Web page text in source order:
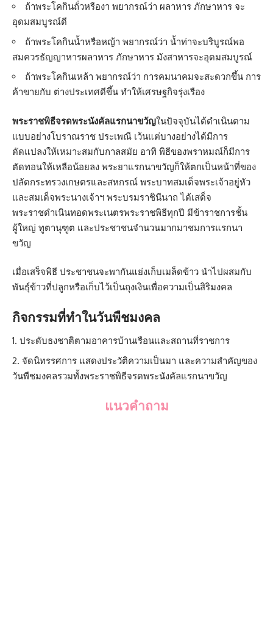
ถ้าพระโคกินถั่วหรืองา พยากรณ์ว่า ผลาหาร ภักษาหาร จะ
อุดมสมบูรณ์ดี
ถ้าพระโคกินน้ำหรือหญ้า พยากรณ์ว่า น้ำท่าจะบริบูรณ์พอ
สมควรธัญญาหารผลาหาร ภักษาหาร มังสาหารจะอุดมสมบูรณ์
ถ้าพระโคกินเหล้า พยากรณ์ว่า การคมนาคมจะสะดวกขึ้น การ
ค้าขายกับ ต่างประเทศดีขึ้น ทำให้เศรษฐกิจรุ่งเรือง
พระราชพิธีจรดพระนังคัลแรกนาขวัญในปัจจุบันได้ดำเนินตาม
แบบอย่างโบราณราช ประเพณี เว้นแต่บางอย่างได้มีการ
ดัดแปลงให้เหมาะสมกับกาลสมัย อาทิ พิธีของพราหมณ์ก็มีการ
ตัดทอนให้เหลือน้อยลง พระยาแรกนาขวัญก็ให้ตกเป็นหน้าที่ของ
ปลัดกระทรวงเกษตรและสหกรณ์ พระบาทสมเด็จพระเจ้าอยู่หัว
และสมเด็จพระนางเจ้าฯ พระบรมราชินีนาถ ได้เสด็จ
พระราชดำเนินทอดพระเนตรพระราชพิธีทุกปี มีข้าราชการชั้น
ผู้ใหญ่ ทูตานุฑูต และประชาชนจำนวนมากมาชมการแรกนา
ขวัญ
เมื่อเสร็จพิธี ประชาชนจะพากันแย่งเก็บเมล็ดข้าว นำไปผสมกับ
พันธุ์ข้าวที่ปลูกหรือเก็บไว้เป็นถุงเงินเพื่อความเป็นสิริมงคล
กิจกรรมที่ทำในวันพืชมงคล
ประดับธงชาติตามอาคารบ้านเรือนและสถานที่ราชการ
จัดนิทรรศการ แสดงประวัติความเป็นมา และความสำคัญของ
วันพืชมงคลรวมทั้งพระราชพิธีจรดพระนังคัลแรกนาขวัญ
แนวคำถาม